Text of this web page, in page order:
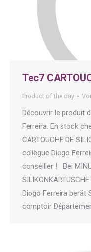
Tec7
Product of the day
Découvrir le produit
Ferreira. En stock
CARTOUCHE DE
collègue Diogo
conseiller ! Bei
Diogo Ferreira berät
comptoir